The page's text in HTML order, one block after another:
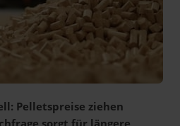
Pelletspreise ziehen